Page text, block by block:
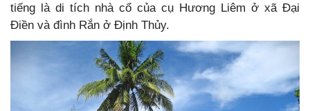
tiếng là di tích nhà cổ của cụ Hương Liêm ở xã Đại
Điền và đình Rắn ở Định Thủy.